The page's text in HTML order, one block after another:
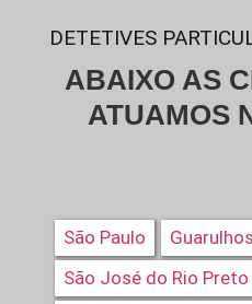
DETETIVES
ABAIXO AS
ATUAMOS
São Paulo Guarulhos
São José do Rio Preto